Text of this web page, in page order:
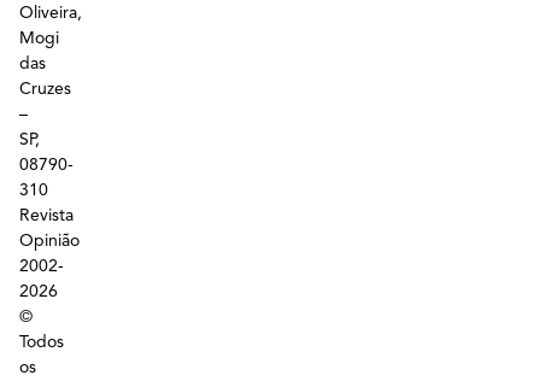
Oliveira,
Mogi
das
Cruzes
–
SP,
08790-
310
Revista
Opinião
2002-
2026
©
Todos
os